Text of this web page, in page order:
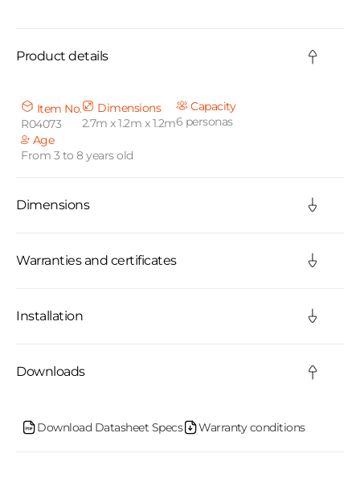
l
l
a
p
s
b
c
n
Product details
Item No.
R04073
Dimensions
2.7m x 1.2m x 1.2m
Capacity
6 personas
Age
From 3 to 8 years old
Dimensions
Warranties and certificates
Installation
Downloads
Download Datasheet Specs Warranty conditions